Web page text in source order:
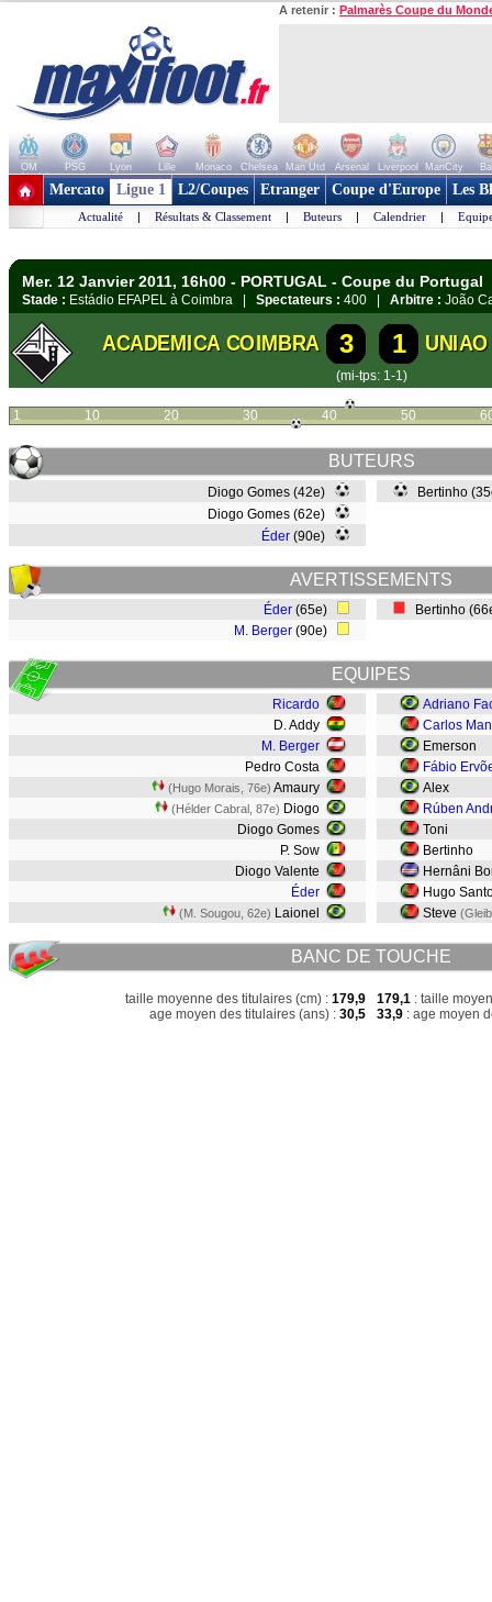
A retenir : Palmarès Coupe du
OM PSG Lyon Lille Monaco Chelsea Man Utd Arsenal Liverpool ManCity
+ de clubs
Mercato Ligue 1 L2/Coupes Etranger Coupe d'Europe Les
Actualité | Résultats & Classement | Buteurs | Calendrier |
Mer. 12 Janvier 2011, 16h00 - PORTUGAL - Coupe du Portugal
Stade : Estádio EFAPEL à Coimbra | Spectateurs : 400 | Arbitre : João
ACADEMICA COIMBRA 3 1
(mi-tps: 1-1)
1 10 20 30 40 50
BUTEURS
Diogo Gomes (42e)
Diogo Gomes (62e)
Éder (90e)
Bertinho
AVERTISSEMENTS
Éder (65e)
M. Berger (90e)
Bertinho
EQUIPES
Ricardo
D. Addy
M. Berger
Pedro Costa
(Hugo Morais, 76e) Amaury
(Hélder Cabral, 87e) Diogo
Diogo Gomes
P. Sow
Diogo Valente
Éder
(M. Sougou, 62e) Laionel
Adriano
Carlos
Emerson
Fábio
Alex
Rúben
Toni
Bertinho
Hernâni
Hugo
Steve
BANC DE TOUCHE
taille moyenne des titulaires (cm) : 179,9
age moyen des titulaires (ans) : 30,5
179,1 : taille
33,9 : age moyen